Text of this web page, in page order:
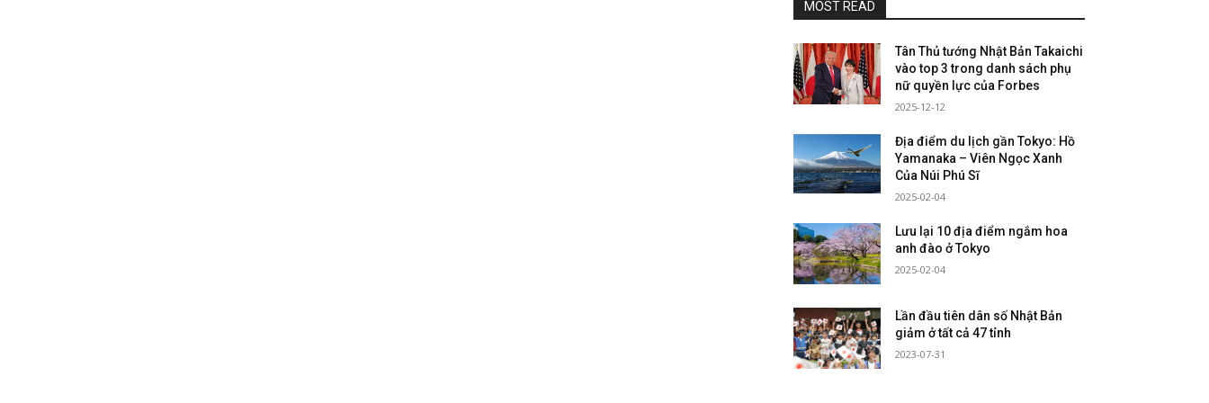
MOST READ
Tân Thủ tướng Nhật Bản Takaichi
vào top 3 trong danh sách phụ
nữ quyền lực của Forbes
2025-12-12
Địa điểm du lịch gần Tokyo: Hồ
Yamanaka – Viên Ngọc Xanh
Của Núi Phú Sĩ
2025-02-04
Lưu lại 10 địa điểm ngắm hoa
anh đào ở Tokyo
2025-02-04
Lần đầu tiên dân số Nhật Bản
giảm ở tất cả 47 tỉnh
2023-07-31